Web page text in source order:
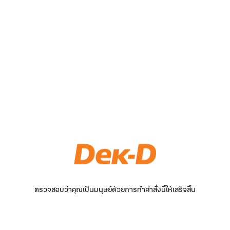
ตรวจสอบว่าคุณเป็นมนุษย์ด้วยการทำคำสั่งนี้ให้เสร็จสิ้น